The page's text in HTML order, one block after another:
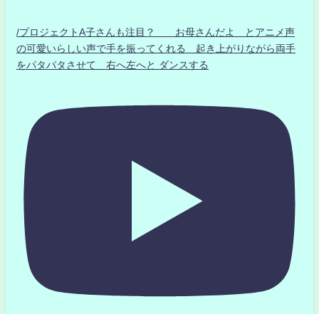
/プロジェクトA子さんも注目？ お母さんだよ とアニメ声
の可愛いらしい声で手を振ってくれる 起き上がりながら両手
をパタパタさせて 右へ左へと ダンスする